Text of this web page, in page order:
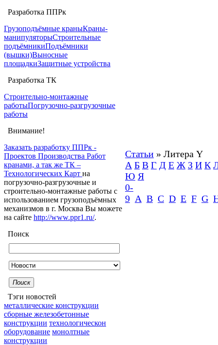
Разработка ППРк
Грузоподъёмные краныКраны-
манипуляторыСтроительные
подъёмникиПодъёмники
(вышки)Выносные
площадкиЗащитные устройства
Разработка ТК
Строительно-монтажные
работыПогрузочно-разгрузочные
работы
Внимание!
Заказать разработку ППРк -
Проектов Производства Работ
кранами, а так же ТК –
Технологических Карт на
погрузочно-разгрузочные и
строительно-монтажные работы с
использованием грузоподъёмных
механизмов в г. Москва Вы можете
на сайте http://www.ppr1.ru/.
Поиск
Поиск
Тэги новостей
металлические конструкции
сборные железобетонные
конструкции технологическон
оборудование монолтные
конструкции
Статьи » Литера Y
А Б В Г Д Е Ж З И К
Ю Я
0-
9 A B C D E F G